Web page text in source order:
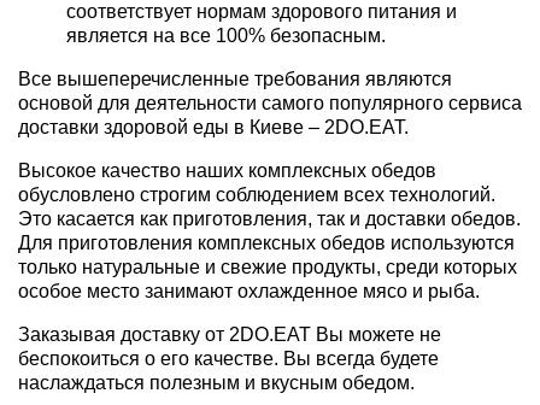
соответствует нормам здорового питания и
является на все 100% безопасным.
Все вышеперечисленные требования являются
основой для деятельности самого популярного сервиса
доставки здоровой еды в Киеве – 2DO.EAT.
Высокое качество наших комплексных обедов
обусловлено строгим соблюдением всех технологий.
Это касается как приготовления, так и доставки обедов.
Для приготовления комплексных обедов используются
только натуральные и свежие продукты, среди которых
особое место занимают охлажденное мясо и рыба.
Заказывая доставку от 2DO.EAT Вы можете не
беспокоиться о его качестве. Вы всегда будете
наслаждаться полезным и вкусным обедом.